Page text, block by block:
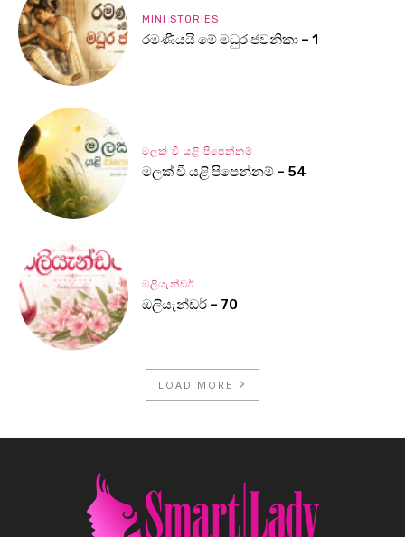
MINI STORIES
රමණීයයි මේ මධුර ජවනිකා – 1
මලක් වී යළි පිපෙන්නම්
මලක් වී යළි පිපෙන්නම් – 54
ඔලියැන්ඩර්
ඔලියැන්ඩර් – 70
LOAD MORE